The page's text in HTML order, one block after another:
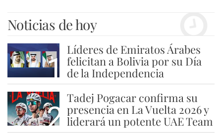
Noticias de hoy
1
Líderes de Emiratos Árabes
felicitan a Bolivia por su Día
de la Independencia
2
Tadej Pogacar confirma su
presencia en La Vuelta 2026 y
liderará un potente UAE Team